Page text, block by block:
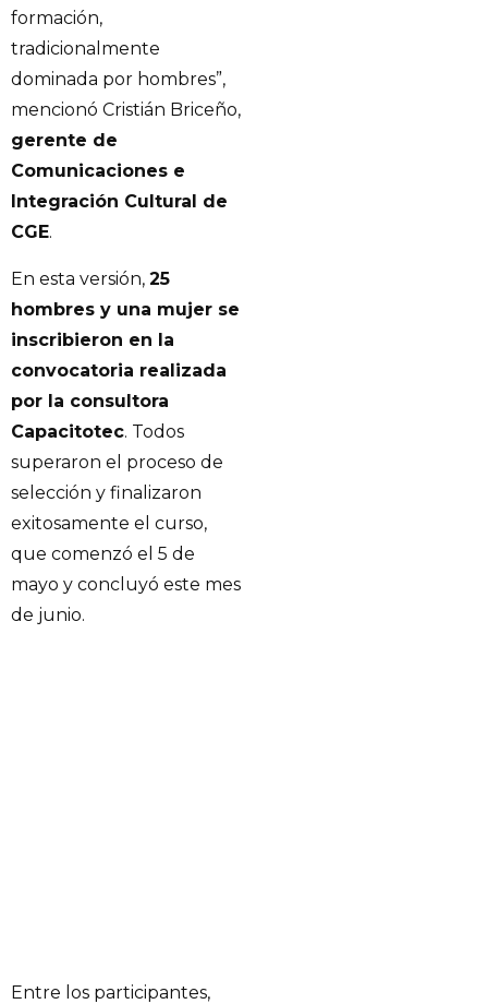
formación,
tradicionalmente
dominada por hombres”,
mencionó Cristián Briceño,
gerente de
Comunicaciones e
Integración Cultural de
CGE.
En esta versión, 25
hombres y una mujer se
inscribieron en la
convocatoria realizada
por la consultora
Capacitotec. Todos
superaron el proceso de
selección y finalizaron
exitosamente el curso,
que comenzó el 5 de
mayo y concluyó este mes
de junio.
Entre los participantes,